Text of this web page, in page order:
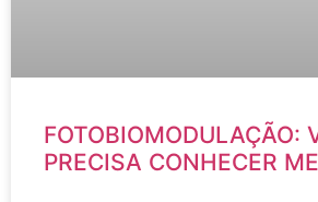
FOTOBIOMODULAÇÃO:
PRECISA CONHECER